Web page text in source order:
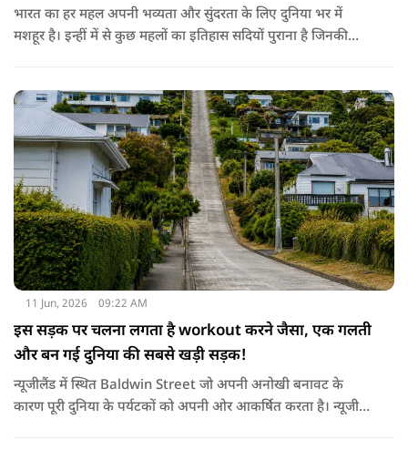
भारत का हर महल अपनी भव्यता और सुंदरता के लिए दुनिया भर में
मशहूर है। इन्हीं में से कुछ महलों का इतिहास सदियों पुराना है जिनकी
11 Jun, 2026 09:22 AM
इस सड़क पर चलना लगता है workout करने जैसा, एक गलती
और बन गई दुनिया की सबसे खड़ी सड़क!
न्यूजीलैंड में स्थित Baldwin Street जो अपनी अनोखी बनावट के
कारण पूरी दुनिया के पर्यटकों को अपनी ओर आकर्षित करता है। न्यूजीलैंड